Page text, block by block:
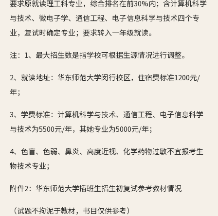
要求原就读理工科专业，综合排名在前30%内；含计算机科学
与技术、微电子学、通信工程、电子信息科学与技术四个专
业，复试时确定专业；要求转入一年级就读。
注：1、最大招生数是指学校可根据生源情况进行调整。
2、就读地址：华东师范大学闵行校区，住宿费标准1200元/
年；
3、学费标准：计算机科学与技术、通信工程、电子信息科学
与技术为5500元/年，其她专业为5000元/年；
4、色盲、色弱、鼻炎、高度近视、化学药物过敏不宜报考生
物技术专业；
附件2：华东师范大学插班生招生初复试参考教材情况
（试题不拘泥于教材，书目仅供参考）